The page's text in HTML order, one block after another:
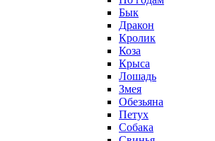
Бык
Дракон
Кролик
Коза
Крыса
Лошадь
Змея
Обезьяна
Петух
Собака